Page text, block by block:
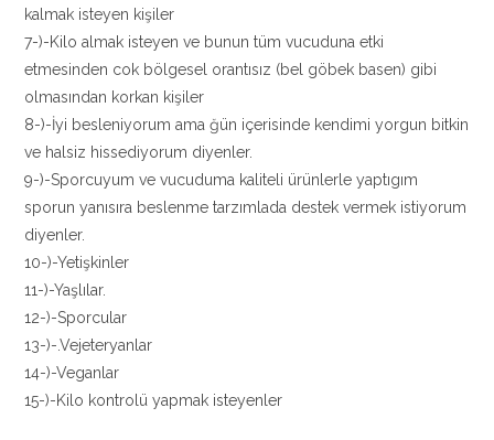
kalmak isteyen kişiler
7-)-Kilo almak isteyen ve bunun tüm vucuduna etki
etmesinden cok bölgesel orantısız (bel göbek basen) gibi
olmasından korkan kişiler
8-)-İyi besleniyorum ama ğün içerisinde kendimi yorgun bitkin
ve halsiz hissediyorum diyenler.
9-)-Sporcuyum ve vucuduma kaliteli ürünlerle yaptıgım
sporun yanısıra beslenme tarzımlada destek vermek istiyorum
diyenler.
10-)-Yetişkinler
11-)-Yaşlılar.
12-)-Sporcular
13-)-.Vejeteryanlar
14-)-Veganlar
15-)-Kilo kontrolü yapmak isteyenler